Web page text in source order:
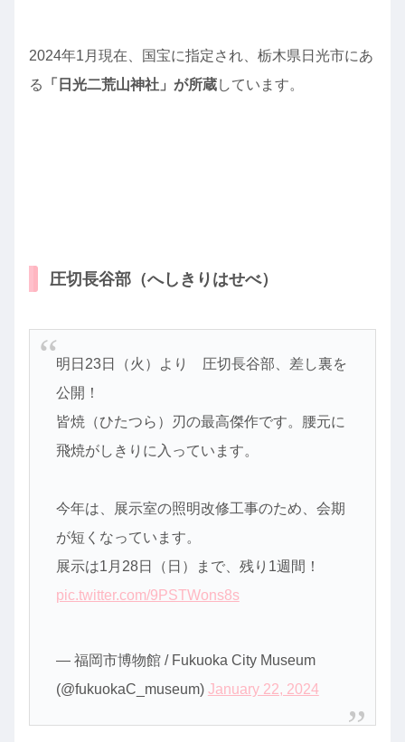
2024年1月現在、国宝に指定され、栃木県日光市にあ
る
「日光二荒山神社」が所蔵しています。
圧切長谷部（へしきりはせべ）
明日23日（火）より 圧切長谷部、差し裏を
公開！
皆焼（ひたつら）刃の最高傑作です。腰元に
飛焼がしきりに入っています。
今年は、展示室の照明改修工事のため、会期
が短くなっています。
展示は1月28日（日）まで、残り1週間！
pic.twitter.com/9PSTWons8s
— 福岡市博物館 / Fukuoka City Museum
(@fukuokaC_museum) January 22, 2024